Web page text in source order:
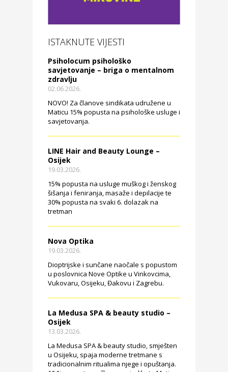
ISTAKNUTE VIJESTI
Psiholocum psihološko
savjetovanje – briga o mentalnom
zdravlju
02.06.2026.
NOVO! Za članove sindikata udružene u
Maticu 15% popusta na psihološke usluge i
savjetovanja.
LINE Hair and Beauty Lounge –
Osijek
19.03.2026.
15% popusta na usluge muškog i ženskog
šišanja i feniranja, masaže i depilacije te
30% popusta na svaki 6. dolazak na
tretman
Nova Optika
19.03.2026.
Dioptrijske i sunčane naočale s popustom
u poslovnica Nove Optike u Vinkovcima,
Vukovaru, Osijeku, Đakovu i Zagrebu.
La Medusa SPA & beauty studio –
Osijek
13.03.2026.
La Medusa SPA & beauty studio, smješten
u Osijeku, spaja moderne tretmane s
tradicionalnim ritualima njege i opuštanja.